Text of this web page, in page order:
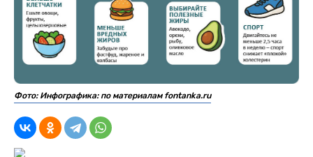
Фото: Инфографика: по материалам fontanka.ru